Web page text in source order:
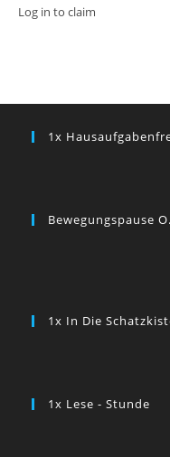
Log in to claim
1x
Bewegungspause
1x In Die
1x Lese - Stunde